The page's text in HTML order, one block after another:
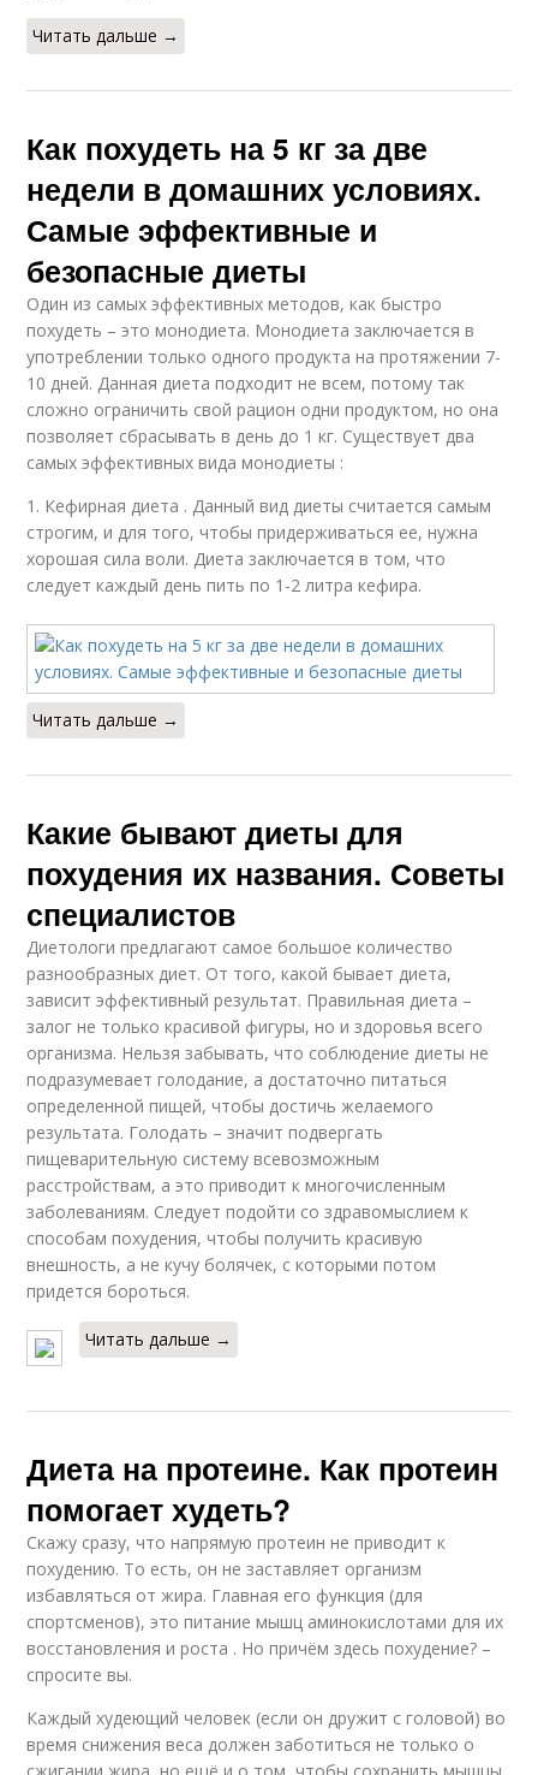
Читать дальше →
Как похудеть на 5 кг за две
недели в домашних условиях.
Самые эффективные и
безопасные диеты
Один из самых эффективных методов, как быстро
похудеть – это монодиета. Монодиета заключается в
употреблении только одного продукта на протяжении 7-
10 дней. Данная диета подходит не всем, потому так
сложно ограничить свой рацион одни продуктом, но она
позволяет сбрасывать в день до 1 кг. Существует два
самых эффективных вида монодиеты :
1. Кефирная диета . Данный вид диеты считается самым
строгим, и для того, чтобы придерживаться ее, нужна
хорошая сила воли. Диета заключается в том, что
следует каждый день пить по 1-2 литра кефира.
Читать дальше →
Какие бывают диеты для
похудения их названия. Советы
специалистов
Диетологи предлагают самое большое количество
разнообразных диет. От того, какой бывает диета,
зависит эффективный результат. Правильная диета –
залог не только красивой фигуры, но и здоровья всего
организма. Нельзя забывать, что соблюдение диеты не
подразумевает голодание, а достаточно питаться
определенной пищей, чтобы достичь желаемого
результата. Голодать – значит подвергать
пищеварительную систему всевозможным
расстройствам, а это приводит к многочисленным
заболеваниям. Следует подойти со здравомыслием к
способам похудения, чтобы получить красивую
внешность, а не кучу болячек, с которыми потом
придется бороться.
Читать дальше →
Диета на протеине. Как протеин
помогает худеть?
Скажу сразу, что напрямую протеин не приводит к
похудению. То есть, он не заставляет организм
избавляться от жира. Главная его функция (для
спортсменов), это питание мышц аминокислотами для их
восстановления и роста . Но причём здесь похудение? –
спросите вы.
Каждый худеющий человек (если он дружит с головой) во
время снижения веса должен заботиться не только о
сжигании жира, но ещё и о том, чтобы сохранить мышцы